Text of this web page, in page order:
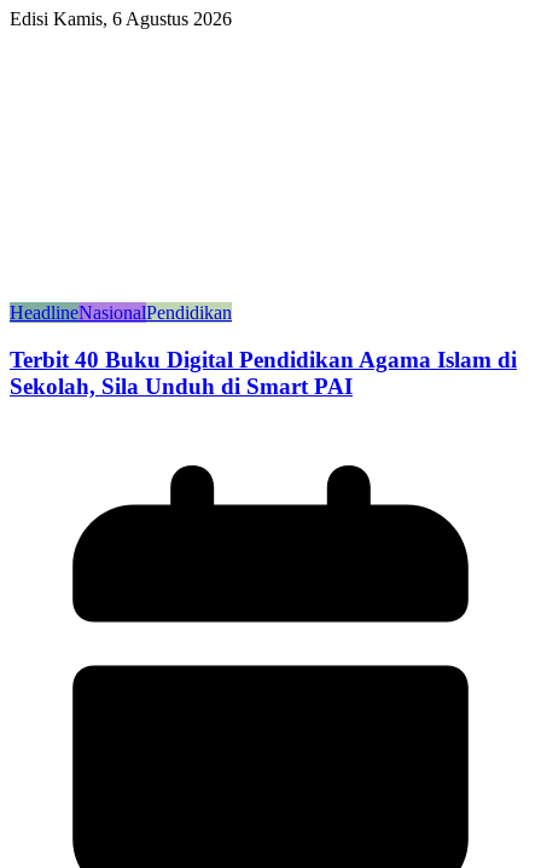
Edisi Kamis, 6 Agustus 2026
HeadlineNasionalPendidikan
Terbit 40 Buku Digital Pendidikan Agama Islam di
Sekolah, Sila Unduh di Smart PAI